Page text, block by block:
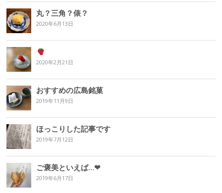
丸？三角？俵？
2020年6月13日
2020年2月21日
おすすめの広島銘菓
2019年11月9日
ほっこりした記事です
2019年7月12日
ご褒美といえば…❤︎
2019年6月17日